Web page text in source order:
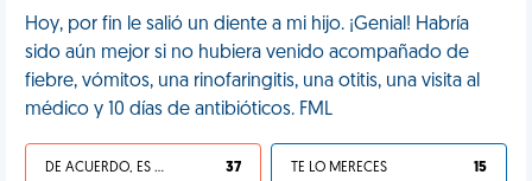
Hoy, por fin le salió un diente a mi hijo. ¡Genial! Habría
sido aún mejor si no hubiera venido acompañado de
fiebre, vómitos, una rinofaringitis, una otitis, una visita al
médico y 10 días de antibióticos. FML
DE ACUERDO, ES UNA VIDA HP 37 TE LO MERECES 15